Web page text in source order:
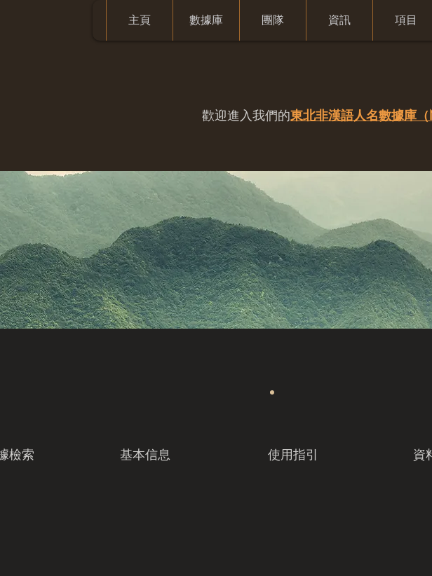
主頁 數據庫 團隊 資訊 項目
歡迎進入我們的東北非漢語人名數據庫（
檢索 基本信息 使用指引 資